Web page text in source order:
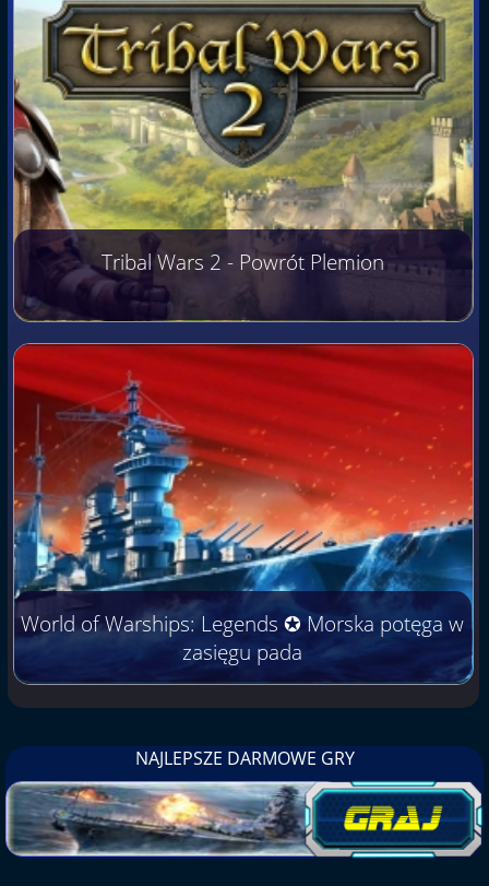
Tribal Wars 2 - Powrót Plemion
World of Warships: Legends ✪ Morska potęga w
zasięgu pada
NAJLEPSZE DARMOWE GRY